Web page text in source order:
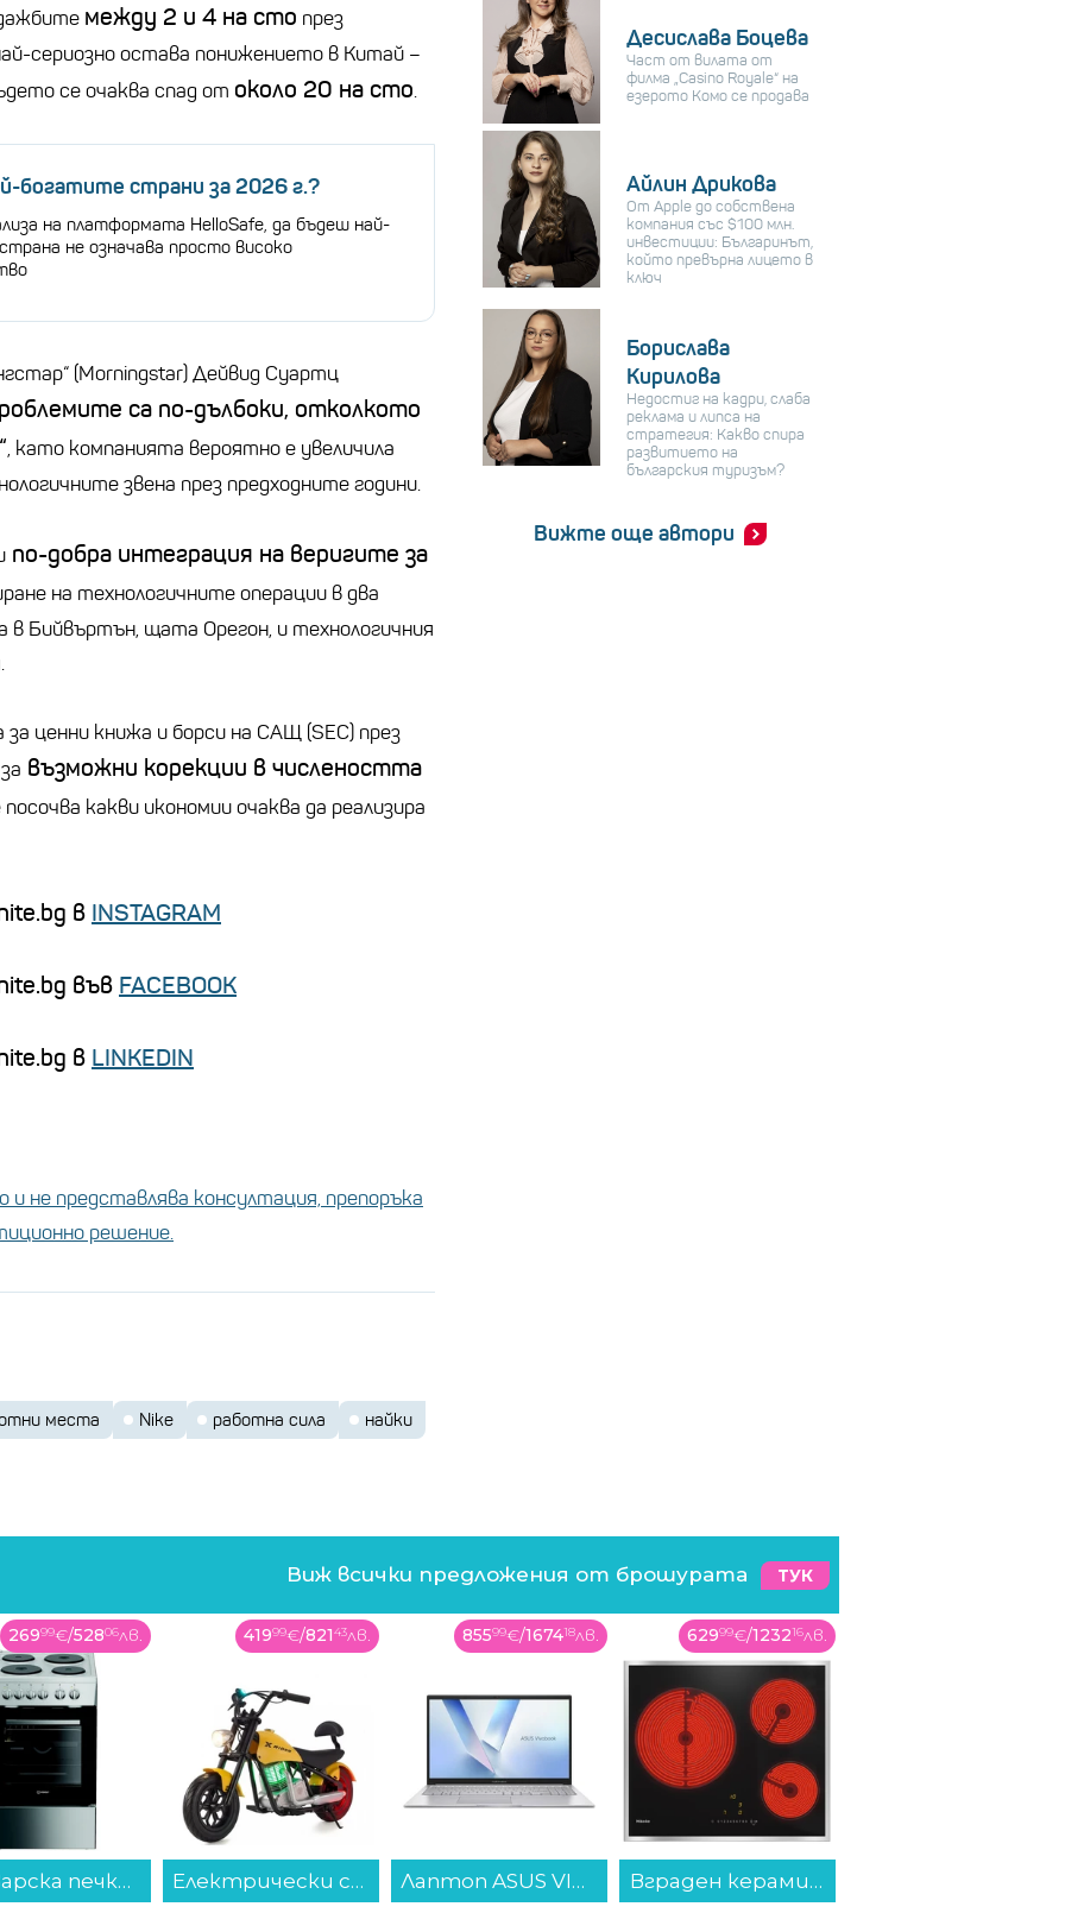
между 2 и 4 на сто през
сериозно остава понижението в Китай –
се очаква спад от около 20 на сто.
богатите страни за 2026 г.?
на платформата HelloSafe, да бъдеш най-
не означава просто високо
(Morningstar) Дейвид Суартц
са по-дълбоки, отколкото
, като компанията вероятно е увеличила
звена през предходните години.
по-добра интеграция на веригите за
на технологичните операции в два
Бийвъртън, щата Орегон, и технологичния
ценни книжа и борси на САЩ (SEC) през
възможни корекции в числеността
какви икономии очаква да реализира
в INSTAGRAM
във FACEBOOK
в LINKEDIN
не представлява консултация, препоръка
решение.
места Nike работна сила
найки
Десислава Боцева
Част от вилата от
филма „Casino Royale“ на
езерото Комо се продава
Айлин Дрикова
От Apple до собствена
компания със $100 млн.
инвестиции: Българинът,
който превърна лицето в
ключ
Борислава
Кирилова
Недостиг на кадри, слаба
реклама и липса на
стратегия: Какво спира
развитието на
българския туризъм?
Вижте още автори
Виж всички предложения от брошурата ТУК
26999€/52806лв.
Готварска печка (ток) Indesit I5E5PMS , 4 ток , INOX...
41999€/82143лв.
Електрически скутер/тротинетка MANTA XRIDER CRUISER 12 (Детски ел. скутер) , 10 градуси...
85599€/167418лв.
Лаптоп ASUS VIVOBOOK 15 X1504VA-BQ5399W , 1000GB SSD , 15.60 , 24 , Intel Core 7 150U (10 cores) , Intel Graphics , Windows...
62999€/123216лв.
Вграден керамичен плот MIELE KM 6527 FR , Електрически...